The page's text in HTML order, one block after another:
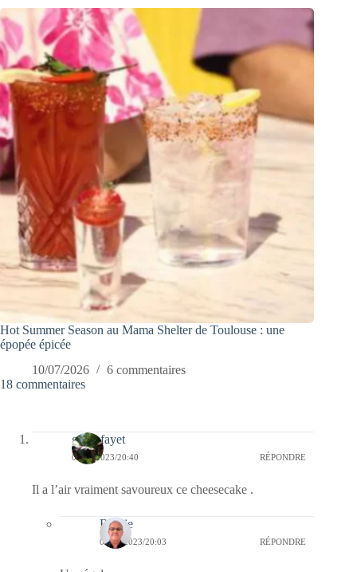
Hot Summer Season au Mama Shelter de Toulouse : une
épopée épicée
10/07/2026
6 commentaires
18 commentaires
giselefayet
05/10/2023/20:40 RÉPONDRE
Il a l’air vraiment savoureux ce cheesecake .
Bernie
06/10/2023/20:03 RÉPONDRE